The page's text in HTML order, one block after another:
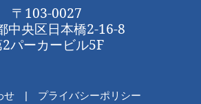
〒103-0027
中央区日本橋2-16-8
パーカービル5F
せ プライバシーポリシー